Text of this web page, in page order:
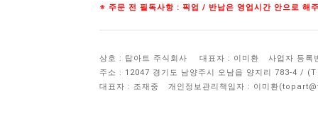
※ 주문 전 필독사항 : 픽업 / 반납은 영업시간 안으로 해
상호 : 탑아트 주식회사 대표자 : 이미환
사업자 등록
주소 : 12047 경기도 남양주시 오남읍 양지리 783-4 /
대표자 : 조재중
개인정보관리책임자 : 이미환